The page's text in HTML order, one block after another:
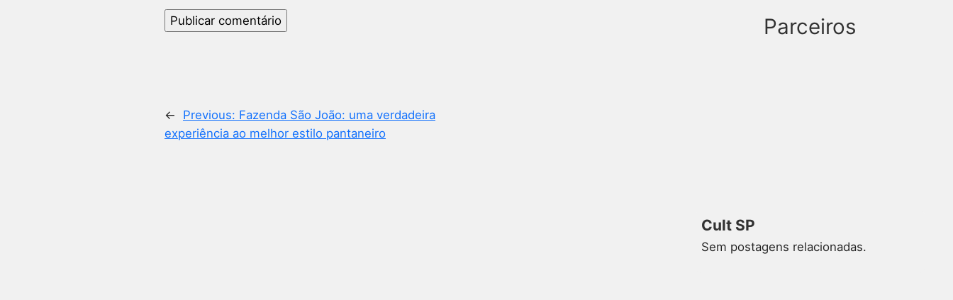
← Previous: Fazenda São João: uma verdadeira
experiência ao melhor estilo pantaneiro
Parceiros
Cult SP
Sem postagens relacionadas.